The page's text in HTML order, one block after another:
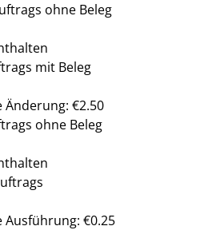
ohne Beleg
mit Beleg
Änderung: €2.50
ohne Beleg
Ausführung: €0.25